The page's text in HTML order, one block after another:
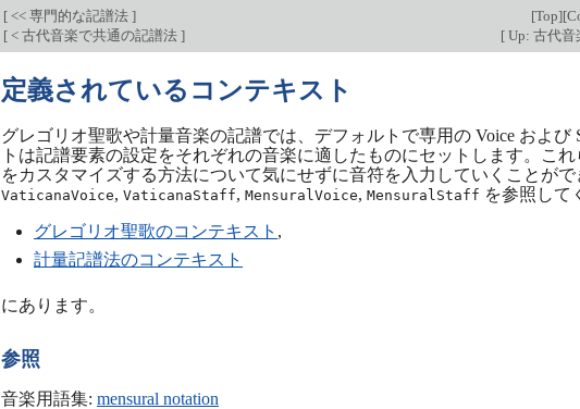
[ << 専門的な記譜法 ] [Top][
[ < 古代音楽で共通の記譜法 ] [ Up: 古代
定義されているコンテキスト
グレゴリオ聖歌や計量音楽の記譜では、デフォルトで専用の Voice およ
トは記譜要素の設定をそれぞれの音楽に適したものにセットします。こ
をカスタマイズする方法について気にせずに音符を入力していくことが
VaticanaVoice, VaticanaStaff, MensuralVoice, MensuralStaff を参照して
グレゴリオ聖歌のコンテキスト ,
計量記譜法のコンテキスト
にあります。
参照
音楽用語集: mensural notation